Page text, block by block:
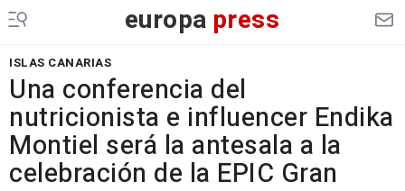
europa press
ISLAS CANARIAS
Una conferencia del
nutricionista e influencer Endika
Montiel será la antesala a la
celebración de la EPIC Gran